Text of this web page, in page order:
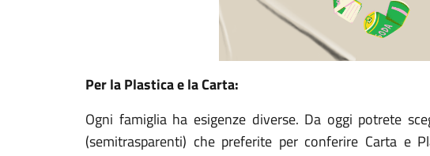
Per la Plastica e la Carta:
Ogni famiglia ha esigenze diverse. Da oggi potrete
(semitrasparenti) che preferite per conferire Carta e